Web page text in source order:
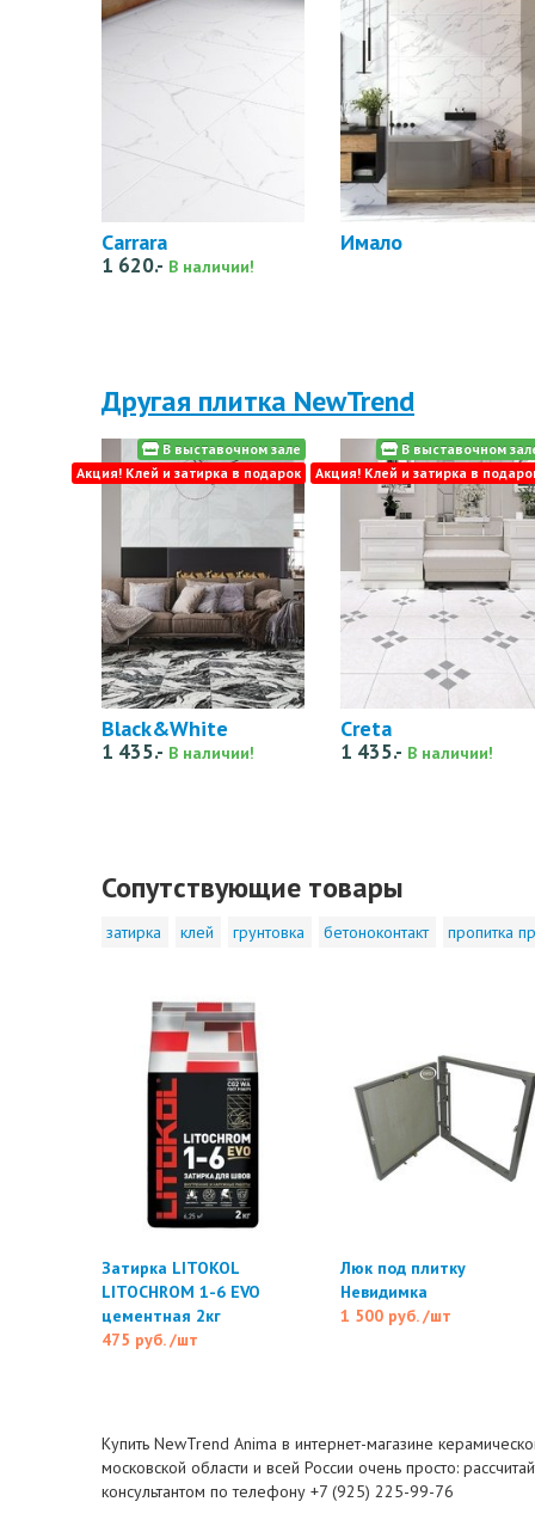
Carrara
1 620.- В наличии!
Имало
Другая плитка NewTrend
Black&White
1 435.- В наличии!
В выставочном зале
Акция! Клей и затирка в подарок
Creta
1 435.- В наличии!
В выставочном
Акция! Клей и затирка в
Сопутствующие товары
затирка клей грунтовка бетоноконтакт пропитка
Затирка LITOKOL
LITOCHROM 1-6 EVO
цементная 2кг
475 руб./шт
Люк под плитку
Невидимка
1 500 руб./шт
Купить NewTrend Anima в интернет-магазине
московской области и всей России очень просто:
консультантом по телефону +7 (925) 225-99-76